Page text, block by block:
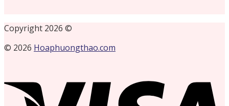
Copyright 2026 ©
© 2026 Hoaphuongthao.com